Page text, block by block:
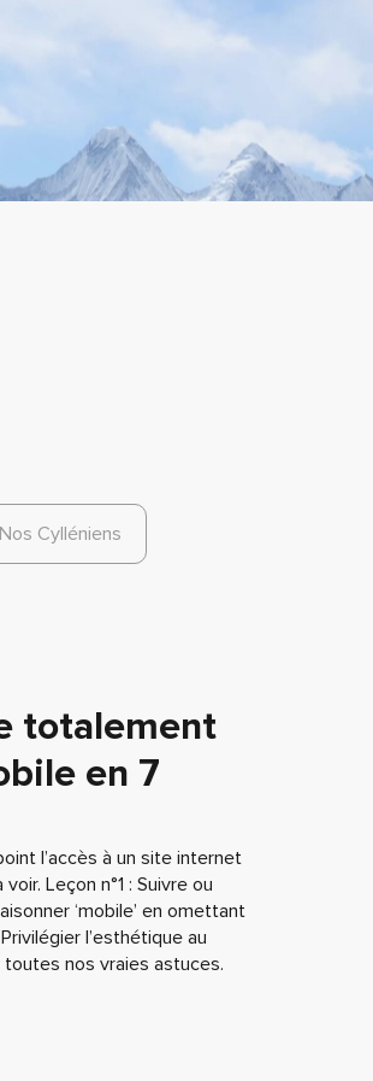
Nos Cylléniens
totalement
en 7
l’accès à un site internet
Leçon n°1 : Suivre ou
‘mobile’ en omettant
l’esthétique au
nos vraies astuces.